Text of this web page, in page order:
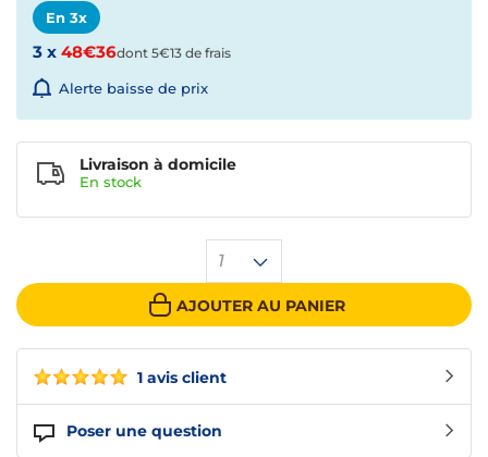
1 avis client
Poser une question
En 3x
3 x 48€36dont 5€13 de frais
Alerte baisse de prix
1
AJOUTER AU PANIER
Livraison à domicile
En stock